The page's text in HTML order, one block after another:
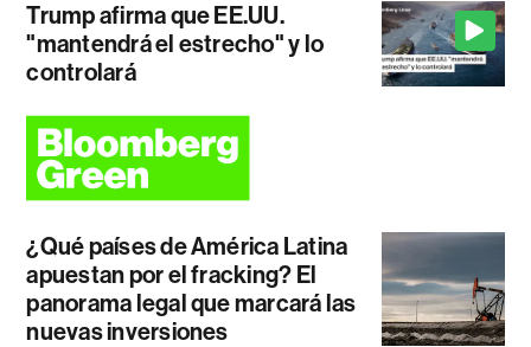
Trump afirma que EE.UU.
"mantendrá el estrecho" y lo
controlará
¿Qué países de América Latina
apuestan por el fracking? El
panorama legal que marcará las
nuevas inversiones